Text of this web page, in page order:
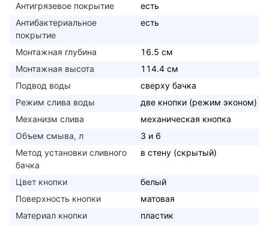
Антигрязевое покрытие
есть
Антибактериальное
покрытие
есть
Монтажная глубина
16.5 см
Монтажная высота
114.4 см
Подвод воды
сверху бачка
Режим слива воды
две кнопки (режим эконом)
Механизм слива
механическая кнопка
Объем смыва, л
3 и 6
Метод установки сливного
бачка
в стену (скрытый)
Цвет кнопки
белый
Поверхность кнопки
матовая
Материал кнопки
пластик